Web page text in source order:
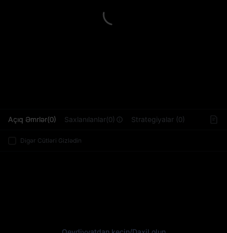
Açıq Əmrlər(0) Saxlanılanlar(0) Strategiyalar (0)
Digər Cütləri Gizlədin